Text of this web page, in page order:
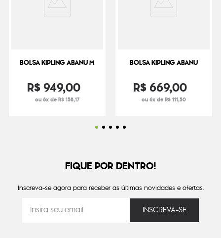
BOLSA KIPLING ABANU M
R$949,00
ou 6x de R$ 158,17
BOLSA KIPLING ABANU
R$669,00
ou 6x de R$ 111,50
FIQUE POR DENTRO!
Inscreva-se agora para receber as últimas novidades e ofertas.